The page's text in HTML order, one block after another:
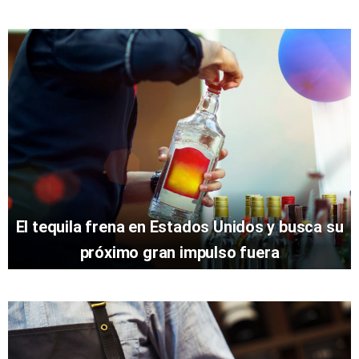
El tequila frena en Estados Unidos y busca su
próximo gran impulso fuera